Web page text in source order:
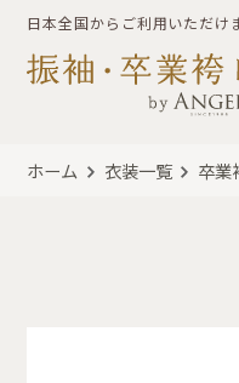
日本全国からご利用いただけ
ホーム 衣装一覧 卒業